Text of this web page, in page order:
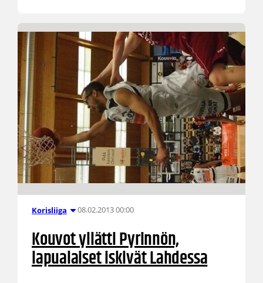
Korisliiga 08.02.2013 00:00
Kouvot yllätti Pyrinnön,
lapualaiset iskivät Lahdessa